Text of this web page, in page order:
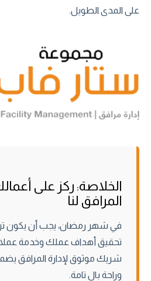
على المدى الطويل.
الخلاصة: ركز على
المرافق لنا
في شهر رمضان، يجب أن يكون
تحقيق أهداف عملك وخدمة
شريك موثوق لإدارة المرافق
وراحة بال تامة.